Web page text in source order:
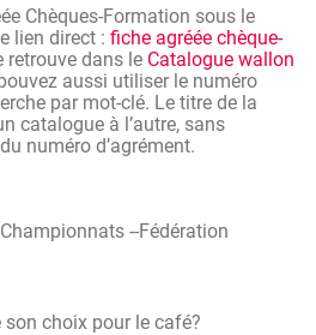
d'approfondir vos
pour que vous puissiez
barista parlant de flat white,
de code propres à la profession.
premiers pas dans le latte art et
dessins.
Chèques-Formation sous le
lien direct : fiche agréée chèque-
retrouve dans le Catalogue wallon
aussi utiliser le numéro
par mot-clé. Le titre de la
catalogue à l’autre, sans
numéro d’agrément.
--Fédération
choix pour le café?